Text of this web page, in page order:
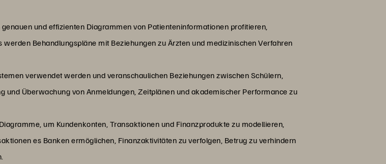
und effizienten Diagrammen von Patienteninformationen profitieren,
Behandlungspläne mit Beziehungen zu Ärzten und medizinischen Verfahren
verwendet werden und veranschaulichen Beziehungen zwischen Schülern,
und Überwachung von Anmeldungen, Zeitplänen und akademischer Performance zu
um Kundenkonten, Transaktionen und Finanzprodukte zu modellieren,
es Banken ermöglichen, Finanzaktivitäten zu verfolgen, Betrug zu verhindern